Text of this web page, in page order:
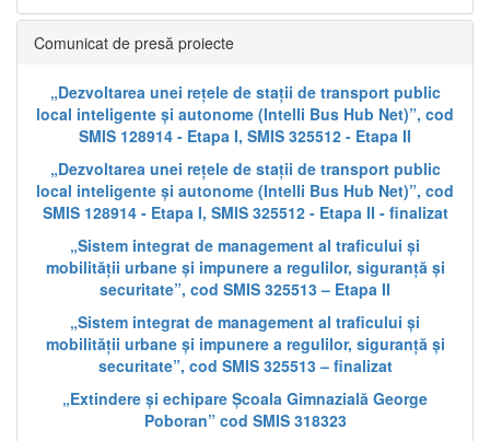
Comunicat de presă proiecte
„Dezvoltarea unei rețele de stații de transport public
local inteligente și autonome (Intelli Bus Hub Net)”, cod
SMIS 128914 - Etapa I, SMIS 325512 - Etapa II
„Dezvoltarea unei rețele de stații de transport public
local inteligente și autonome (Intelli Bus Hub Net)”, cod
SMIS 128914 - Etapa I, SMIS 325512 - Etapa II - finalizat
„Sistem integrat de management al traficului și
mobilității urbane și impunere a regulilor, siguranță și
securitate”, cod SMIS 325513 – Etapa II
„Sistem integrat de management al traficului și
mobilității urbane și impunere a regulilor, siguranță și
securitate”, cod SMIS 325513 – finalizat
„Extindere și echipare Școala Gimnazială George
Poboran” cod SMIS 318323